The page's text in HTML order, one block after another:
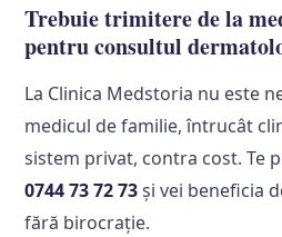
Trebuie trimitere de la
pentru consultul
La Clinica Medstoria nu este
medicul de familie, întrucât
sistem privat, contra cost. Te
0744 73 72 73și vei beneficia
fără birocrație.